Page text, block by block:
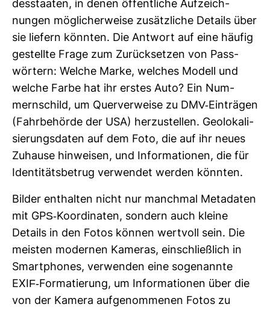
des­staaten, in denen öffent­liche Auf­zeich­
nungen mög­li­cher­weise zusätz­liche Details über
sie lie­fern könnten. Die Ant­wort auf eine häufig
gestellte Frage zum Zurück­setzen von Pass­
wör­tern: Welche Marke, wel­ches Modell und
welche Farbe hat ihr erstes Auto? Ein Num­
mern­schild, um Quer­ver­weise zu DMV-​Ein­trägen
(Fahr­be­hörde der USA) her­zu­stellen. Geo­lo­ka­li­
sie­rungs­daten auf dem Foto, die auf ihr neues
Zuhause hin­weisen, und Infor­ma­tionen, die für
Iden­ti­täts­be­trug ver­wendet werden könnten.
Bilder ent­halten nicht nur manchmal Meta­daten
mit GPS-​Koor­di­naten, son­dern auch kleine
Details in den Fotos können wert­voll sein. Die
meisten modernen Kameras, ein­schließ­lich in
Smart­phones, ver­wenden eine soge­nannte
EXIF-​For­ma­tie­rung, um Infor­ma­tionen über die
von der Kamera auf­ge­nom­menen Fotos zu